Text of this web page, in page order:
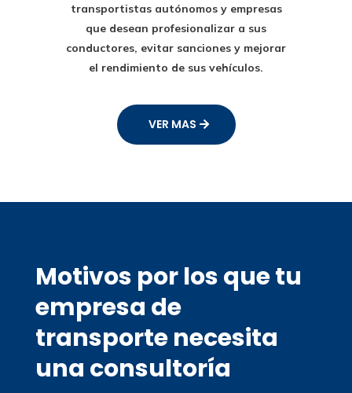
transportistas autónomos y empresas
que desean profesionalizar a sus
conductores, evitar sanciones y mejorar
el rendimiento de sus vehículos.
VER MAS
Motivos por los que tu
empresa de
transporte necesita
una consultoría